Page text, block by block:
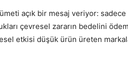
açık bir mesaj veriyor:
çevresel zararın bedelini
etkisi düşük ürün üreten